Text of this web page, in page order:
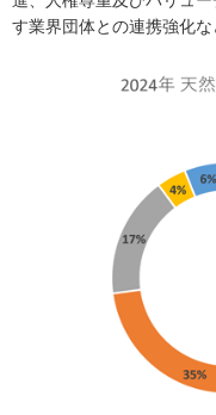
す業界団体との連携強化な